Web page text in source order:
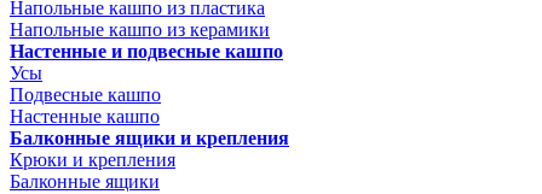
Напольные кашпо из пластика
Напольные кашпо из керамики
Настенные и подвесные кашпо
Усы
Подвесные кашпо
Настенные кашпо
Балконные ящики и крепления
Крюки и крепления
Балконные ящики